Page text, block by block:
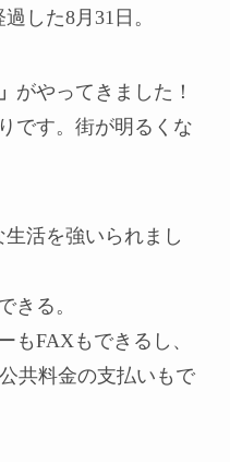
した8月31日。
がやってきました！
です。街が明るくな
活を強いられまし
きる。
もFAXもできるし、
共料金の支払いもで